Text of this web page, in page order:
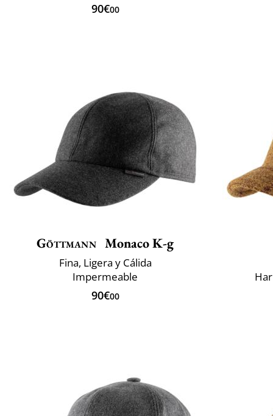
90€00
Göttmann Monaco K-g
Fina, Ligera y Cálida
Impermeable
90€00